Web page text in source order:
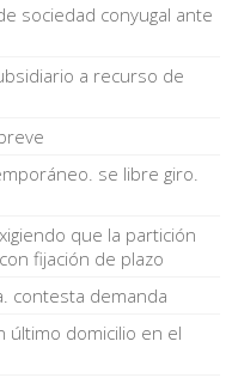
sociedad conyugal ante
a recurso de
se libre giro.
que la partición
fijación de plazo
contesta demanda
último domicilio en el